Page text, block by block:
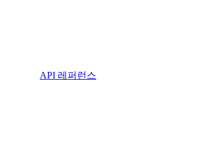
API 레퍼런스